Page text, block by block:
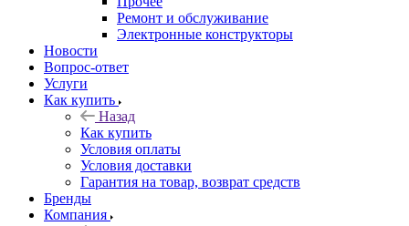
Ремонт и обслуживание
Электронные конструкторы
Новости
Вопрос-ответ
Услуги
Как купить
Назад
Как купить
Условия оплаты
Условия доставки
Гарантия на товар, возврат средств
Бренды
Компания